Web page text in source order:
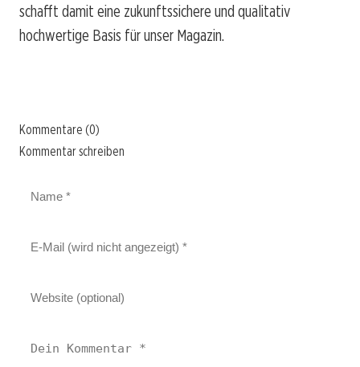
schafft damit eine zukunftssichere und qualitativ
hochwertige Basis für unser Magazin.
Kommentare (0)
Kommentar schreiben